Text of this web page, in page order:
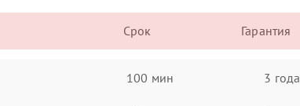
Срок Гарантия
100 мин 3 года